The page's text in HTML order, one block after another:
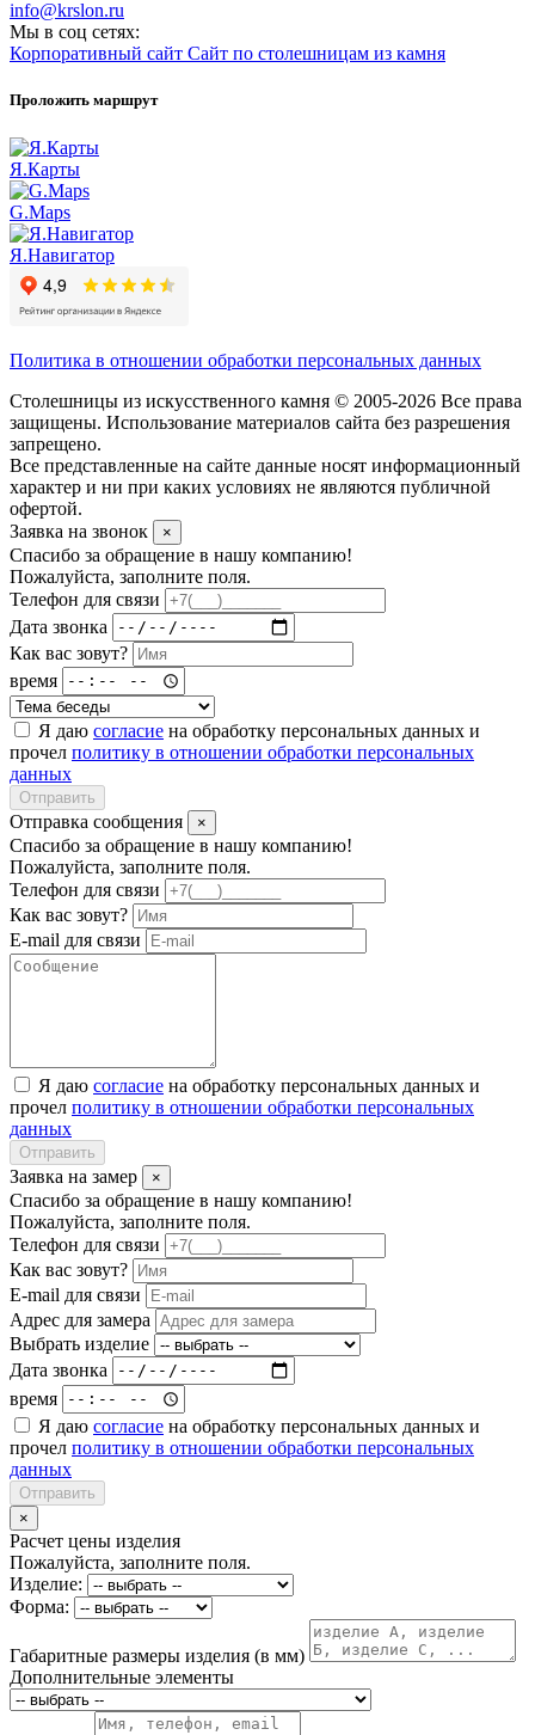
info@krslon.ru
Мы в соц сетях:
Корпоративный сайт Сайт по столешницам из камня
Проложить маршрут
Я.Карты
G.Maps
Я.Навигатор
Политика в отношении обработки персональных данных
Столешницы из искусственного камня © 2005-2026 Все права
защищены. Использование материалов сайта без разрешения
запрещено.
Все представленные на сайте данные носят информационный
характер и ни при каких условиях не являются публичной
офертой.
Заявка на звонок
×
Спасибо за обращение в нашу компанию!
Пожалуйста, заполните поля.
Телефон для связи
Дата звонка
Как вас зовут?
время
Я даю согласие на обработку персональных данных и
прочел политику в отношении обработки персональных
данных
Отправить
Отправка сообщения ×
Спасибо за обращение в нашу компанию!
Пожалуйста, заполните поля.
Телефон для связи
Как вас зовут?
E-mail для связи
Я даю согласие на обработку персональных данных и
прочел политику в отношении обработки персональных
данных
Отправить
Заявка на замер ×
Спасибо за обращение в нашу компанию!
Пожалуйста, заполните поля.
Телефон для связи
Как вас зовут?
E-mail для связи
Адрес для замера
Выбрать изделие
Дата звонка
время
Я даю согласие на обработку персональных данных и
прочел политику в отношении обработки персональных
данных
Отправить
×
Расчет цены изделия
Пожалуйста, заполните поля.
Изделие:
Форма:
Габаритные размеры изделия (в мм)
Дополнительные элементы